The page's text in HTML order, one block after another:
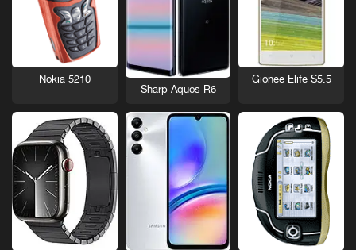
Gionee Elife S5.5
Sharp Aquos R6
Nokia 5210